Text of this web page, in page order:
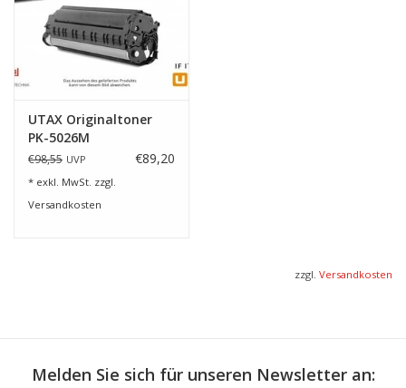
4o
UTAX Originaltoner
PK-5026M
€98,55 UVP €89,20
* exkl. MwSt. zzgl.
Versandkosten
zzgl. Versandkosten
Melden Sie sich für unseren Newsletter an: